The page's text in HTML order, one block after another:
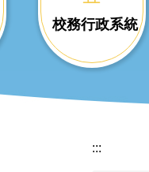
校務行政系統
:::